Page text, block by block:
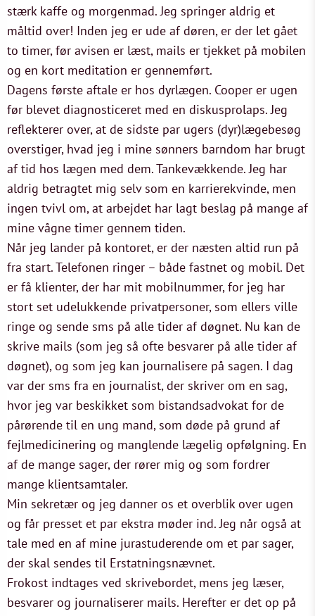
stærk kaffe og morgenmad. Jeg springer aldrig et
måltid over! Inden jeg er ude af døren, er der let gået
to timer, før avisen er læst, mails er tjekket på mobilen
og en kort meditation er gennemført.
Dagens første aftale er hos dyrlægen. Cooper er ugen
før blevet diagnosticeret med en diskusprolaps. Jeg
reflekterer over, at de sidste par ugers (dyr)lægebesøg
overstiger, hvad jeg i mine sønners barndom har brugt
af tid hos lægen med dem. Tankevækkende. Jeg har
aldrig betragtet mig selv som en karrierekvinde, men
ingen tvivl om, at arbejdet har lagt beslag på mange af
mine vågne timer gennem tiden.
Når jeg lander på kontoret, er der næsten altid run på
fra start. Telefonen ringer – både fastnet og mobil. Det
er få klienter, der har mit mobilnummer, for jeg har
stort set udelukkende privatpersoner, som ellers ville
ringe og sende sms på alle tider af døgnet. Nu kan de
skrive mails (som jeg så ofte besvarer på alle tider af
døgnet), og som jeg kan journalisere på sagen. I dag
var der sms fra en journalist, der skriver om en sag,
hvor jeg var beskikket som bistandsadvokat for de
pårørende til en ung mand, som døde på grund af
fejlmedicinering og manglende lægelig opfølgning. En
af de mange sager, der rører mig og som fordrer
mange klientsamtaler.
Min sekretær og jeg danner os et overblik over ugen
og får presset et par ekstra møder ind. Jeg når også at
tale med en af mine jurastuderende om et par sager,
der skal sendes til Erstatningsnævnet.
Frokost indtages ved skrivebordet, mens jeg læser,
besvarer og journaliserer mails. Herefter er det op på